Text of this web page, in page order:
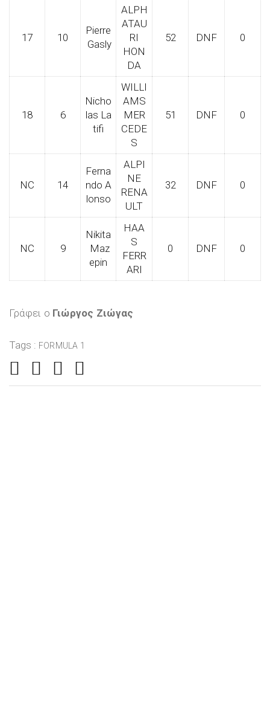
17 10
Pierre
Gasly
ALPH
ATAU
RI
HON
DA
52 DNF 0
18 6
Nicho
las La
tifi
WILLI
AMS
MER
CEDE
S
51 DNF 0
NC 14
Ferna
ndo A
lonso
ALPI
NE
RENA
ULT
32 DNF 0
NC 9
Nikita
Maz
epin
HAA
S
FERR
ARI
0 DNF 0
Γράφει ο Γιώργος Ζιώγας
Tags : FORMULA 1